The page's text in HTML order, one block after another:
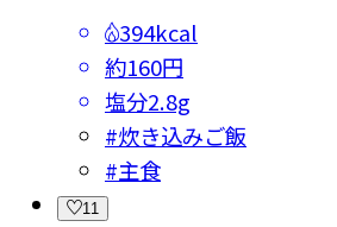
394kcal
約160円
塩分2.8g
#炊き込みご飯
#主食
11